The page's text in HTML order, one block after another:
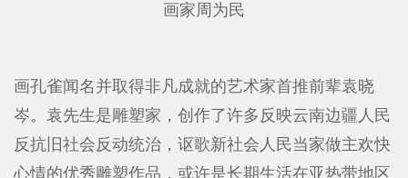
画家周为民
画孔雀闻名并取得非凡成就的艺术家首推前辈袁晓
岑。袁先生是雕塑家，创作了许多反映云南边疆人民
反抗旧社会反动统治，讴歌新社会人民当家做主欢快
心情的优秀雕塑作品，或许是长期生活在亚热带地区